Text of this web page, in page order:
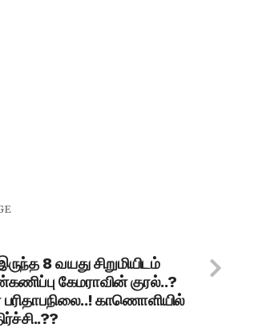
8 வயது சிறுமியிடம்
கேமராவின் குரல்..?
பரிதாபநிலை..! காணொளியில்